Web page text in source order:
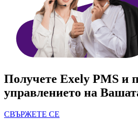
Получете Exely PMS и
управлението на
СВЪРЖЕТЕ СЕ